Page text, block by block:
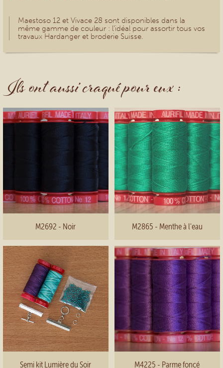
Maestoso 12 et Vivace 28 sont disponibles dans la
même gamme de couleur : l'idéal pour assortir tous vos
travaux Hardanger et broderie Suisse.
Ils ont aussi craqué pour eux :
M2692 - Noir M2865 - Menthe à l'eau
Semi kit Lumière du Soir M4225 - Parme foncé